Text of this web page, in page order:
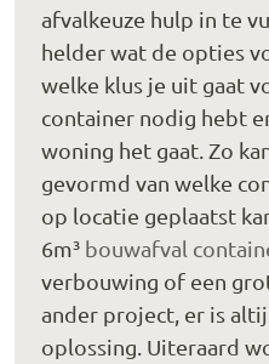
afvalkeuze hulp in te
helder wat de opties
welke klus je uit gaat
container nodig hebt
woning het gaat. Zo
gevormd van welke
op locatie geplaatst
6m³ bouwafval
verbouwing of een
ander project, er is
oplossing. Uiteraard